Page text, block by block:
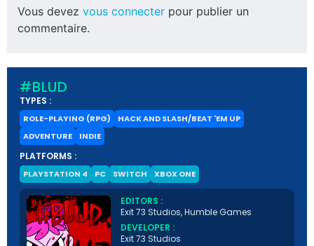
Vous devez vous connecter pour publier un
commentaire.
#BLUD
TYPES :
ROLE-PLAYING (RPG)
HACK AND SLASH/BEAT 'EM UP
ADVENTURE
INDIE
PLATFORMS :
PLAYSTATION 4 PC SWITCH XBOX ONE
EDITORS :
Exit 73 Studios, Humble Games
DEVELOPER :
Exit 73 Studios